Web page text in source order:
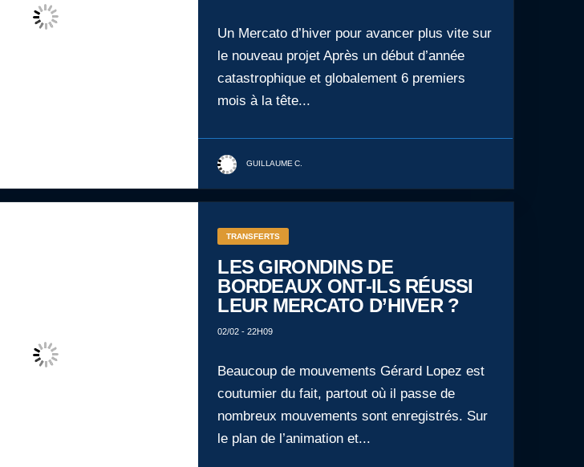
Un Mercato d’hiver pour avancer plus vite sur
le nouveau projet Après un début d’année
catastrophique et globalement 6 premiers
mois à la tête...
GUILLAUME C.
TRANSFERTS
LES GIRONDINS DE
BORDEAUX ONT-ILS RÉUSSI
LEUR MERCATO D’HIVER ?
02/02 - 22H09
Beaucoup de mouvements Gérard Lopez est
coutumier du fait, partout où il passe de
nombreux mouvements sont enregistrés. Sur
le plan de l’animation et...